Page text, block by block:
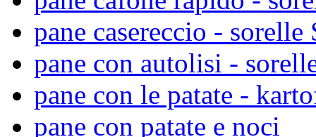
pane casereccio -
pane con autolisi -
pane con le patate -
pane con patate e noci